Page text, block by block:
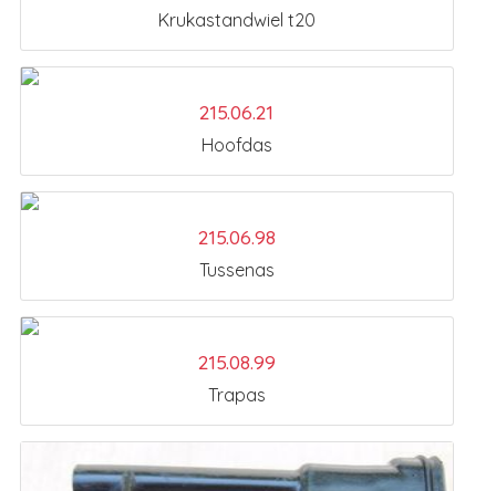
Krukastandwiel t20
215.06.21
Hoofdas
215.06.98
Tussenas
215.08.99
Trapas